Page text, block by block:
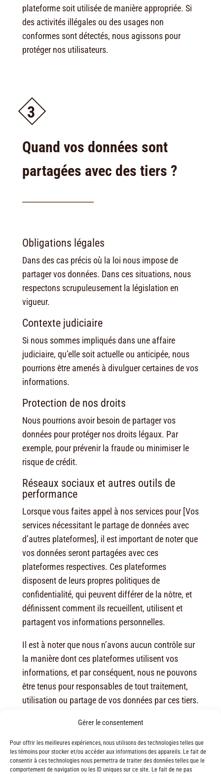
Gérer le consentement
Pour offrir les meilleures expériences, nous utilisons des technologies telles que
les témoins pour stocker et/ou accéder aux informations des appareils. Le fait de
consentir à ces technologies nous permettra de traiter des données telles que le
comportement de navigation ou les ID uniques sur ce site. Le fait de ne pas
plateforme soit utilisée de manière appropriée. Si
des activités illégales ou des usages non
conformes sont détectés, nous agissons pour
protéger nos utilisateurs.
3
Quand vos données sont
partagées avec des tiers ?
Obligations légales
Dans des cas précis où la loi nous impose de
partager vos données. Dans ces situations, nous
respectons scrupuleusement la législation en
vigueur.
Contexte judiciaire
Si nous sommes impliqués dans une affaire
judiciaire, qu’elle soit actuelle ou anticipée, nous
pourrions être amenés à divulguer certaines de vos
informations.
Protection de nos droits
Nous pourrions avoir besoin de partager vos
données pour protéger nos droits légaux. Par
exemple, pour prévenir la fraude ou minimiser le
risque de crédit.
Réseaux sociaux et autres outils de
performance
Lorsque vous faites appel à nos services pour [Vos
services nécessitant le partage de données avec
d’autres plateformes], il est important de noter que
vos données seront partagées avec ces
plateformes respectives. Ces plateformes
disposent de leurs propres politiques de
confidentialité, qui peuvent différer de la nôtre, et
définissent comment ils recueillent, utilisent et
partagent vos informations personnelles.
Il est à noter que nous n’avons aucun contrôle sur
la manière dont ces plateformes utilisent vos
informations, et par conséquent, nous ne pouvons
être tenus pour responsables de tout traitement,
utilisation ou partage de vos données par ces tiers.
politiques de confidentialité de ces plateformes
pour comprendre comment vos données sont
traitées.